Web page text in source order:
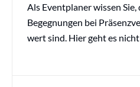
Als Eventplaner wissen
Begegnungen bei
wert sind. Hier geht es